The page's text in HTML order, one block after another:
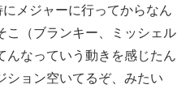
メジャーに行ってからなん
こ（ブランキー、ミッシェル
なっていう動きを感じたん
ション空いてるぞ、みたい